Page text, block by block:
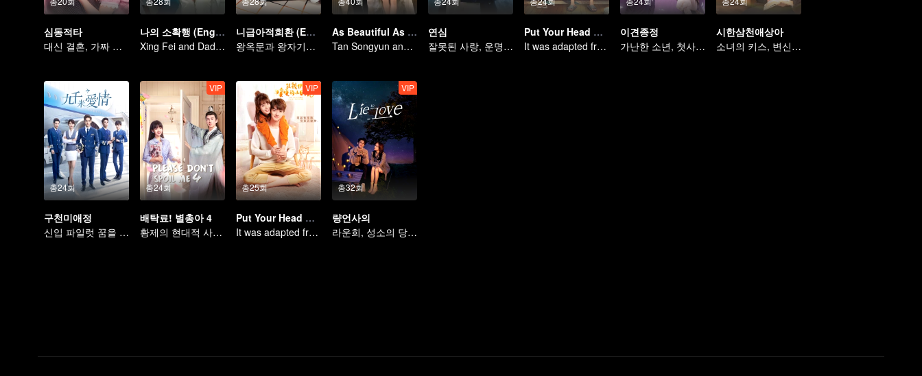
심동적타
대신 결혼, 가짜 연애 진짜 사랑
나의 소확행 (English Ver.)
Xing Fei and Daddi Tang's sweet love story.
니급아적희환 (English Ver.)
왕옥문과 왕자기의 달콤한 재회
As Beautiful As You
Tan Songyun and Xu Kai join forces in the workplace
연심
잘못된 사랑, 운명의 얽힘
Put Your Head On My Shoulder (Eng Dub)
It was adapted from the same series of novels as "A Love so Beautiful"
이견종정
가난한 소년, 첫사랑을 쫓는 재벌로 변신
시한삼천애상아
소녀의 키스, 변신하는 CEO를 구하다
총24회
구천미애정
신입 파일럿 꿈을 향한 여행
총24회
VIP
배탁료! 별총아 4
황제의 현대적 사랑 추격기
총25회
VIP
Put Your Head On My Shoulder
It was adapted from the same series of novels as "A Love so Beautiful"
총32회
VIP
량언사의
라운희, 성소의 당분 과다 로맨스!